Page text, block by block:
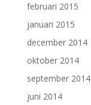
februari 2015
januari 2015
december 2014
oktober 2014
september 2014
juni 2014